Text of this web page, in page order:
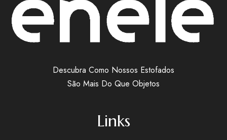
Descubra Como Nossos Estofados
São Mais Do Que Objetos
Links